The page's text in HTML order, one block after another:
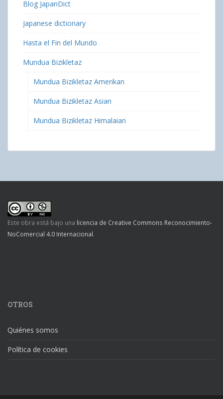
Blog JapanDict
Japanese dictionary
Hasta el Fin del Mundo
Mundua Bizikletaz
Mundua Bizikletaz Amerikan
Mundua Bizikletaz Asian
Mundua Bizikletaz Himalaian
Este obra está bajo una licencia de Creative Commons Reconocimiento-
NoComercial 4.0 Internacional.
OTROS
Quiénes somos
Política de cookies